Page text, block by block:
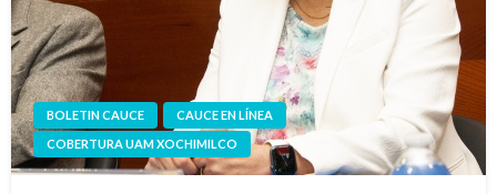
BOLETIN CAUCE
CAUCE EN LÍNEA
COBERTURA UAM XOCHIMILCO